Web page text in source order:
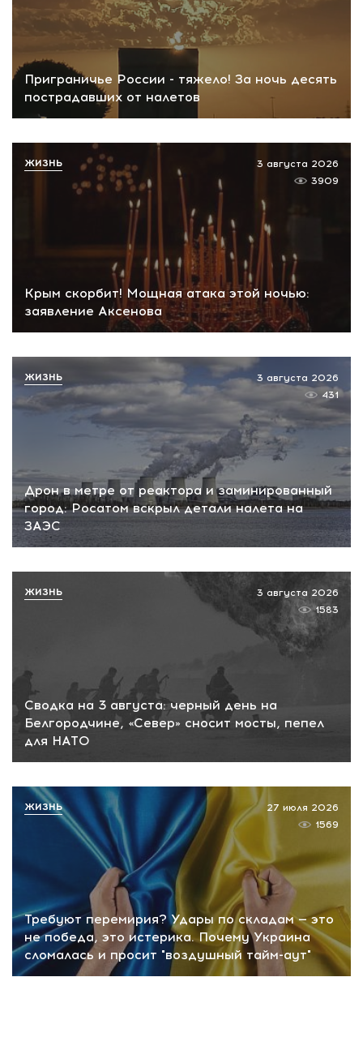
Приграничье России - тяжело! За ночь десять
пострадавших от налетов
Крым скорбит! Мощная атака этой ночью:
заявление Аксенова
3 августа 2026
3909
ЖИЗНЬ
Дрон в метре от реактора и заминированный
город: Росатом вскрыл детали налета на
ЗАЭС
3 августа 2026
431
ЖИЗНЬ
Сводка на 3 августа: черный день на
Белгородчине, «Север» сносит мосты, пепел
для НАТО
3 августа 2026
1583
ЖИЗНЬ
Требуют перемирия? Удары по складам — это
не победа, это истерика. Почему Украина
сломалась и просит "воздушный тайм-аут"
27 июля 2026
1569
ЖИЗНЬ